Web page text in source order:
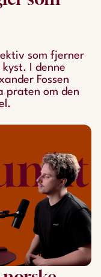
som fjerner
I denne
Fossen
praten om den